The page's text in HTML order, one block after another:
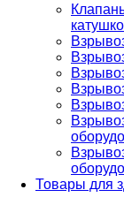
Товары для